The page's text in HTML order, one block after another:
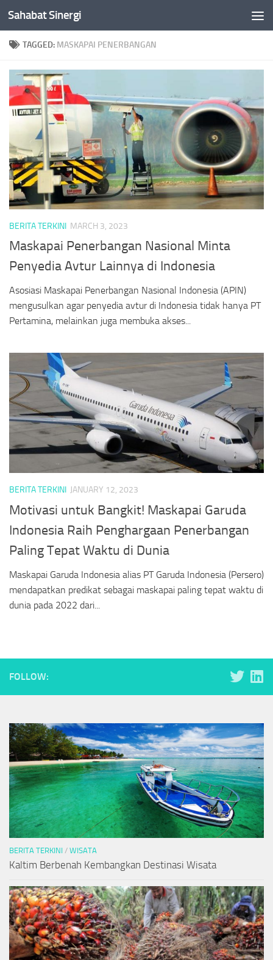
Skip to content
Sahabat Sinergi
TAGGED: MASKAPAI PENERBANGAN
BERITA TERKINI MARCH 3, 2023
Maskapai Penerbangan Nasional Minta
Penyedia Avtur Lainnya di Indonesia
Asosiasi Maskapai Penerbangan Nasional Indonesia (APIN)
mengusulkan agar penyedia avtur di Indonesia tidak hanya PT
Pertamina, melainkan juga membuka akses...
BERITA TERKINI JANUARY 12, 2023
Motivasi untuk Bangkit! Maskapai Garuda
Indonesia Raih Penghargaan Penerbangan
Paling Tepat Waktu di Dunia
Maskapai Garuda Indonesia alias PT Garuda Indonesia (Persero)
mendapatkan predikat sebagai maskapai paling tepat waktu di
dunia pada 2022 dari...
FOLLOW:
BERITA TERKINI / WISATA
Kaltim Berbenah Kembangkan Destinasi Wisata